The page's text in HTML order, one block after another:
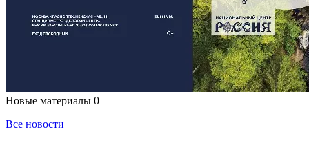
Новые материалы 0
Все новости